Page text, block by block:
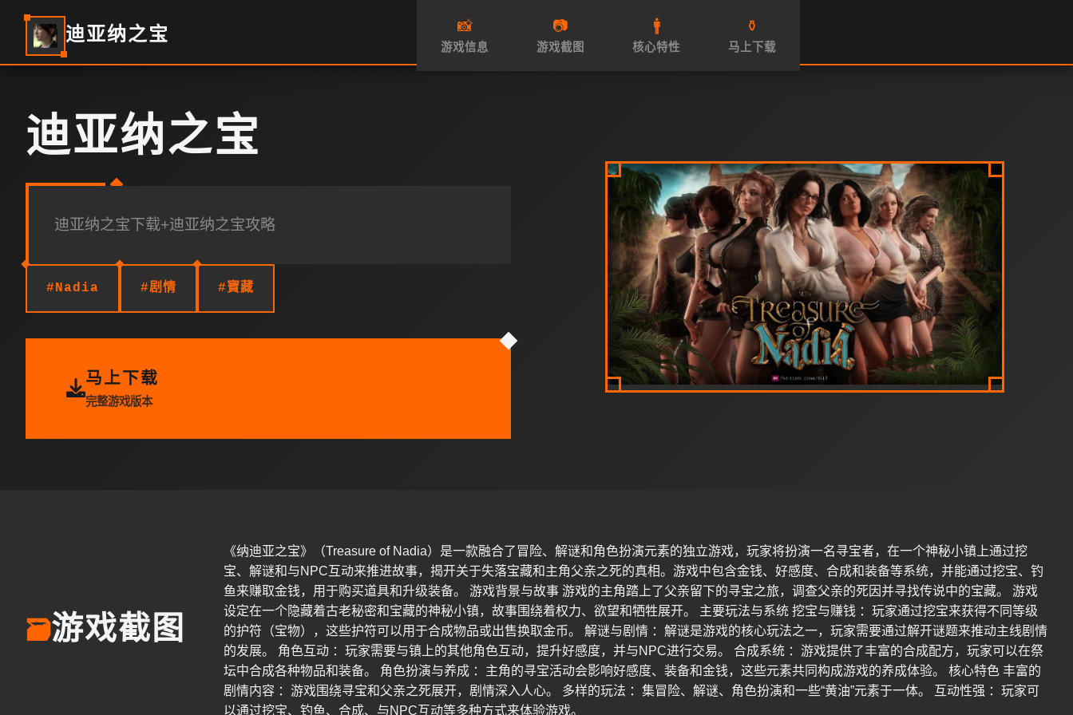
迪亚纳之宝 📸
游戏信息
📷
游戏截图
🚹
核心特性
⚱️
马上下载
迪亚纳之宝
迪亚纳之宝下载+迪亚纳之宝攻略
#Nadia #剧情 #寶藏
马上下载
完整游戏版本
🗃️游戏截图
《纳迪亚之宝》（Treasure of Nadia）是一款融合了冒险、解谜和角色扮演元素的独立游戏，玩家将扮演一名寻宝者，在一个神秘小镇上通过挖
宝、解谜和与NPC互动来推进故事，揭开关于失落宝藏和主角父亲之死的真相。游戏中包含金钱、好感度、合成和装备等系统，并能通过挖宝、钓
鱼来赚取金钱，用于购买道具和升级装备。 游戏背景与故事 游戏的主角踏上了父亲留下的寻宝之旅，调查父亲的死因并寻找传说中的宝藏。 游戏
设定在一个隐藏着古老秘密和宝藏的神秘小镇，故事围绕着权力、欲望和牺牲展开。 主要玩法与系统 挖宝与赚钱 ：玩家通过挖宝来获得不同等级
的护符（宝物），这些护符可以用于合成物品或出售换取金币。 解谜与剧情 ：解谜是游戏的核心玩法之一，玩家需要通过解开谜题来推动主线剧情
的发展。 角色互动 ：玩家需要与镇上的其他角色互动，提升好感度，并与NPC进行交易。 合成系统 ：游戏提供了丰富的合成配方，玩家可以在祭
坛中合成各种物品和装备。 角色扮演与养成 ：主角的寻宝活动会影响好感度、装备和金钱，这些元素共同构成游戏的养成体验。 核心特色 丰富的
剧情内容 ：游戏围绕寻宝和父亲之死展开，剧情深入人心。 多样的玩法 ：集冒险、解谜、角色扮演和一些“黄油”元素于一体。 互动性强 ：玩家可
以通过挖宝、钓鱼、合成、与NPC互动等多种方式来体验游戏。